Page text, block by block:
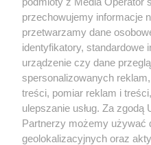
Tarnowskie Góry
Ruda Śląska
Świętochłowice
Tychy
Bytom
Katowice
Gliwice
Zabrze
Zagłębie
przechowujemy informacje
przetwarzamy dane
identyfikatory, standardowe
urządzenie czy dane
spersonalizowanych
treści, pomiar reklam i
ulepszanie usług. Za
Partnerzy możemy używać
geolokalizacyjnych oraz